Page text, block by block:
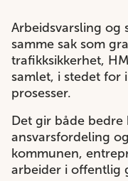
Arbeidsvarsling og
samme sak som
trafikksikkerhet,
samlet, i stedet for
prosesser.
Det gir både
ansvarsfordeling
kommunen,
arbeider i offentlig